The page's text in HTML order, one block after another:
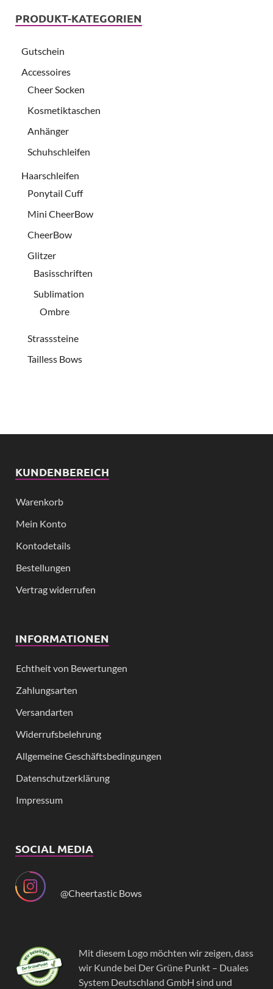
PRODUKT-KATEGORIEN
Gutschein
Accessoires
Cheer Socken
Kosmetiktaschen
Anhänger
Schuhschleifen
Haarschleifen
Ponytail Cuff
Mini CheerBow
CheerBow
Glitzer
Basisschriften
Sublimation
Ombre
Strasssteine
Tailless Bows
KUNDENBEREICH
Warenkorb
Mein Konto
Kontodetails
Bestellungen
Vertrag widerrufen
INFORMATIONEN
Echtheit von Bewertungen
Zahlungsarten
Versandarten
Widerrufsbelehrung
Allgemeine Geschäftsbedingungen
Datenschutzerklärung
Impressum
SOCIAL MEDIA
@Cheertastic Bows
Mit diesem Logo möchten wir zeigen, dass
wir Kunde bei Der Grüne Punkt – Duales
System Deutschland GmbH sind und